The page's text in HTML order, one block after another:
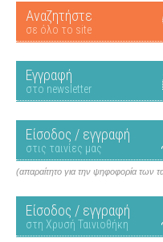
Αναζητήστε
σε όλο το site
Εγγραφή
στο newsletter
Είσοδος / εγγραφή
στις ταινίες μας
(απαραίτητο για την ψηφοφορία των
Είσοδος / εγγραφή
στη Χρυσή Ταινιοθήκη